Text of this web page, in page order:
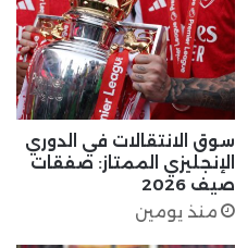
سوق الانتقالات في الدوري
الإنجليزي الممتاز: صفقات
صيف 2026
منذ يومين